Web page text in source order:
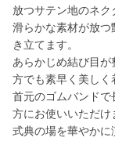
放つサテン地のネク
滑らかな素材が放つ
き立てます。
あらかじめ結び目
方でも素早く美しく
首元のゴムバンド
方にお使いいただけ
式典の場を華やかに